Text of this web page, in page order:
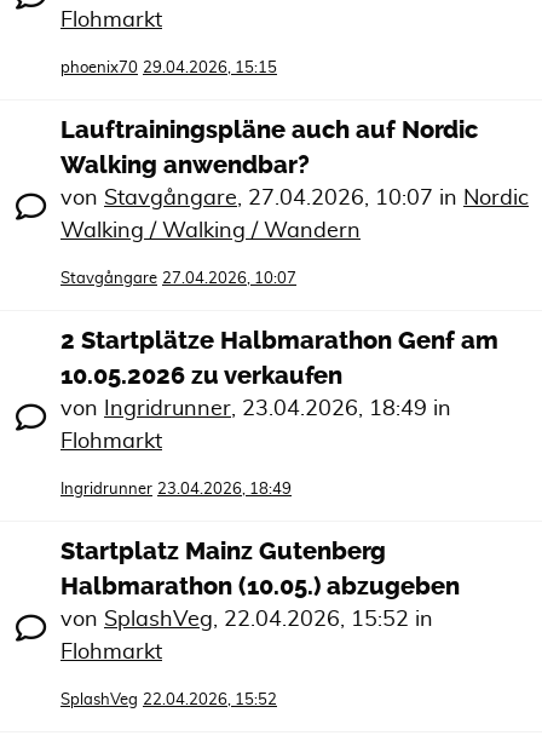
Flohmarkt
phoenix70 29.04.2026, 15:15
Lauftrainingspläne auch auf Nordic
Walking anwendbar?
von Stavgångare, 27.04.2026, 10:07 in Nordic
Walking / Walking / Wandern
Stavgångare 27.04.2026, 10:07
2 Startplätze Halbmarathon Genf am
10.05.2026 zu verkaufen
von Ingridrunner, 23.04.2026, 18:49 in
Flohmarkt
Ingridrunner 23.04.2026, 18:49
Startplatz Mainz Gutenberg
Halbmarathon (10.05.) abzugeben
von SplashVeg, 22.04.2026, 15:52 in
Flohmarkt
SplashVeg 22.04.2026, 15:52